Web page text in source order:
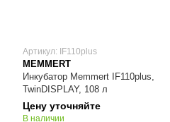
Артикул: IF110plus
MEMMERT
Инкубатор Memmert IF110plus,
TwinDISPLAY, 108 л
Цену уточняйте
В наличии